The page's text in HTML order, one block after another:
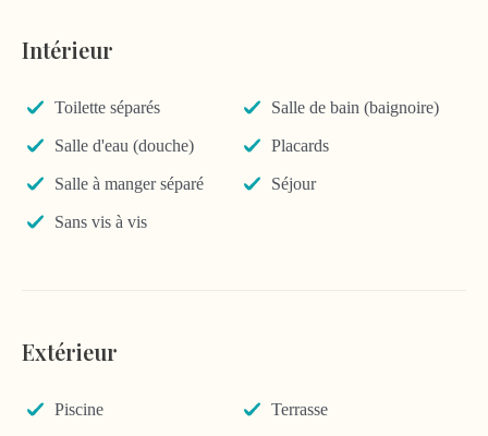
Intérieur
Toilette séparés Salle de bain (baignoire)
Salle d'eau (douche) Placards
Salle à manger séparé Séjour
Sans vis à vis
Extérieur
Piscine Terrasse